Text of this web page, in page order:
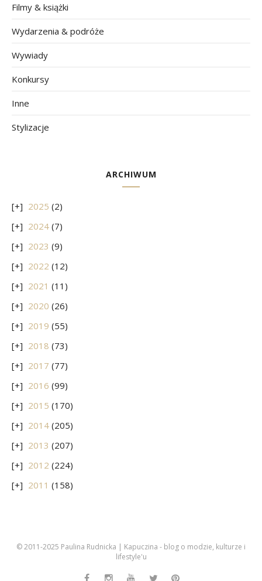
Filmy & książki
Wydarzenia & podróże
Wywiady
Konkursy
Inne
Stylizacje
ARCHIWUM
2025 (2)
2024 (7)
2023 (9)
2022 (12)
2021 (11)
2020 (26)
2019 (55)
2018 (73)
2017 (77)
2016 (99)
2015 (170)
2014 (205)
2013 (207)
2012 (224)
2011 (158)
© 2011-2025 Paulina Rudnicka | Kapuczina - blog o modzie, kulturze i
lifestyle'u